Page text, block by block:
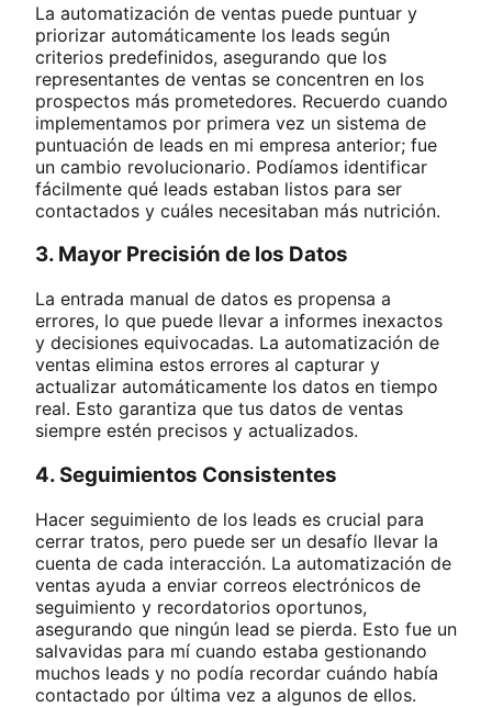
La automatización de ventas puede puntuar y
priorizar automáticamente los leads según
criterios predefinidos, asegurando que los
representantes de ventas se concentren en los
prospectos más prometedores. Recuerdo cuando
implementamos por primera vez un sistema de
puntuación de leads en mi empresa anterior; fue
un cambio revolucionario. Podíamos identificar
fácilmente qué leads estaban listos para ser
contactados y cuáles necesitaban más nutrición.
3. Mayor Precisión de los Datos
La entrada manual de datos es propensa a
errores, lo que puede llevar a informes inexactos
y decisiones equivocadas. La automatización de
ventas elimina estos errores al capturar y
actualizar automáticamente los datos en tiempo
real. Esto garantiza que tus datos de ventas
siempre estén precisos y actualizados.
4. Seguimientos Consistentes
Hacer seguimiento de los leads es crucial para
cerrar tratos, pero puede ser un desafío llevar la
cuenta de cada interacción. La automatización de
ventas ayuda a enviar correos electrónicos de
seguimiento y recordatorios oportunos,
asegurando que ningún lead se pierda. Esto fue un
salvavidas para mí cuando estaba gestionando
muchos leads y no podía recordar cuándo había
contactado por última vez a algunos de ellos.